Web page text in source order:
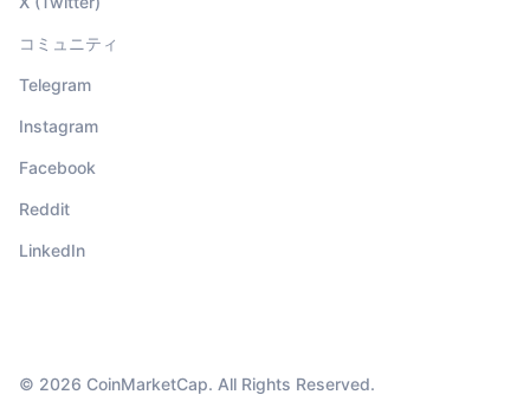
コミュニティ
Telegram
Instagram
Facebook
Reddit
LinkedIn
© 2026 CoinMarketCap. All Rights Reserved.